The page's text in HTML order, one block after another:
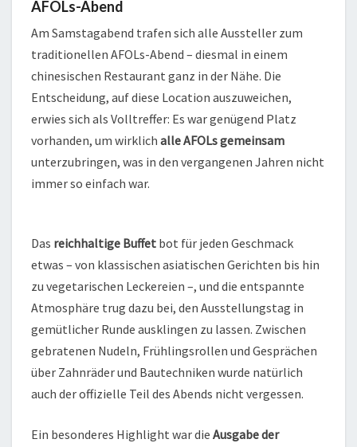
AFOLs-Abend
Am Samstagabend trafen sich alle Aussteller zum
traditionellen AFOLs-Abend – diesmal in einem
chinesischen Restaurant ganz in der Nähe. Die
Entscheidung, auf diese Location auszuweichen,
erwies sich als Volltreffer: Es war genügend Platz
vorhanden, um wirklich alle AFOLs gemeinsam
unterzubringen, was in den vergangenen Jahren nicht
immer so einfach war.
Das reichhaltige Buffet bot für jeden Geschmack
etwas – von klassischen asiatischen Gerichten bis hin
zu vegetarischen Leckereien –, und die entspannte
Atmosphäre trug dazu bei, den Ausstellungstag in
gemütlicher Runde ausklingen zu lassen. Zwischen
gebratenen Nudeln, Frühlingsrollen und Gesprächen
über Zahnräder und Bautechniken wurde natürlich
auch der offizielle Teil des Abends nicht vergessen.
Ein besonderes Highlight war die Ausgabe der